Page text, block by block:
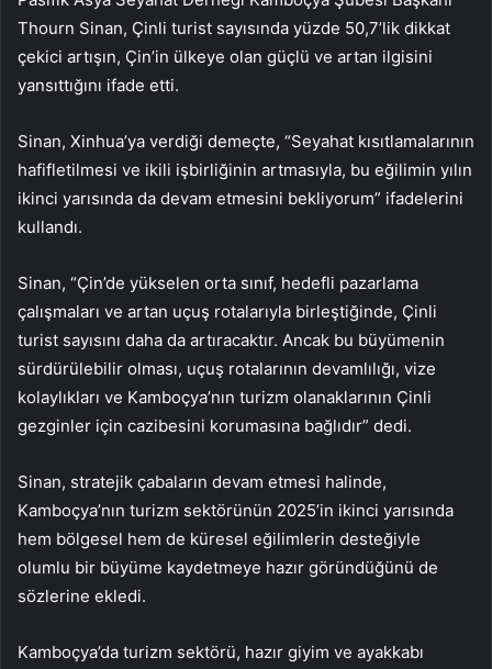
Thourn Sinan, Çinli turist sayısında yüzde 50,7’lik dikkat
çekici artışın, Çin’in ülkeye olan güçlü ve artan ilgisini
yansıttığını ifade etti.
Sinan, Xinhua’ya verdiği demeçte, “Seyahat kısıtlamalarının
hafifletilmesi ve ikili işbirliğinin artmasıyla, bu eğilimin yılın
ikinci yarısında da devam etmesini bekliyorum” ifadelerini
kullandı.
Sinan, “Çin’de yükselen orta sınıf, hedefli pazarlama
çalışmaları ve artan uçuş rotalarıyla birleştiğinde, Çinli
turist sayısını daha da artıracaktır. Ancak bu büyümenin
sürdürülebilir olması, uçuş rotalarının devamlılığı, vize
kolaylıkları ve Kamboçya’nın turizm olanaklarının Çinli
gezginler için cazibesini korumasına bağlıdır” dedi.
Sinan, stratejik çabaların devam etmesi halinde,
Kamboçya’nın turizm sektörünün 2025’in ikinci yarısında
hem bölgesel hem de küresel eğilimlerin desteğiyle
olumlu bir büyüme kaydetmeye hazır göründüğünü de
sözlerine ekledi.
Kamboçya’da turizm sektörü, hazır giyim ve ayakkabı